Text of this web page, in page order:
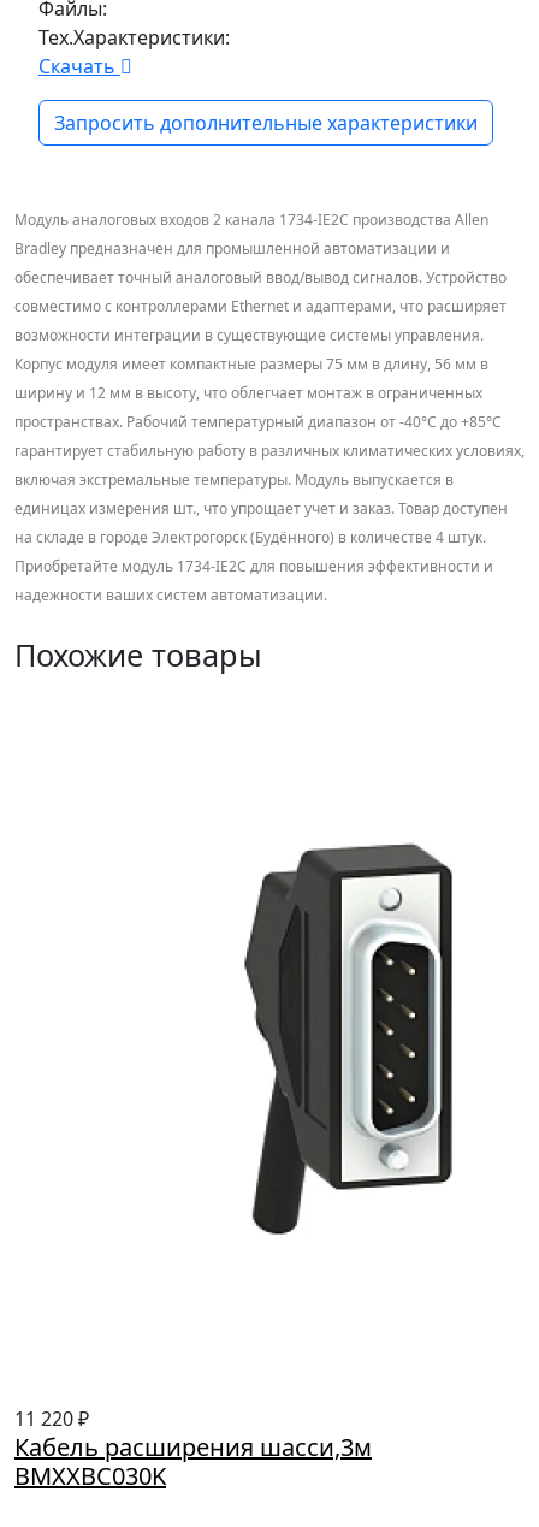
Файлы:
Тех.Характеристики:
Скачать
Запросить дополнительные характеристики
Модуль аналоговых входов 2 канала 1734-IE2C производства Allen
Bradley предназначен для промышленной автоматизации и
обеспечивает точный аналоговый ввод/вывод сигналов. Устройство
совместимо с контроллерами Ethernet и адаптерами, что расширяет
возможности интеграции в существующие системы управления.
Корпус модуля имеет компактные размеры 75 мм в длину, 56 мм в
ширину и 12 мм в высоту, что облегчает монтаж в ограниченных
пространствах. Рабочий температурный диапазон от -40°C до +85°C
гарантирует стабильную работу в различных климатических условиях,
включая экстремальные температуры. Модуль выпускается в
единицах измерения шт., что упрощает учет и заказ. Товар доступен
на складе в городе Электрогорск (Будённого) в количестве 4 штук.
Приобретайте модуль 1734-IE2C для повышения эффективности и
надежности ваших систем автоматизации.
Похожие товары
11 220 ₽
Кабель расширения шасси,3м
BMXXBC030K